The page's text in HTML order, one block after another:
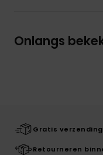
Onlangs
Gratis
Retourneren